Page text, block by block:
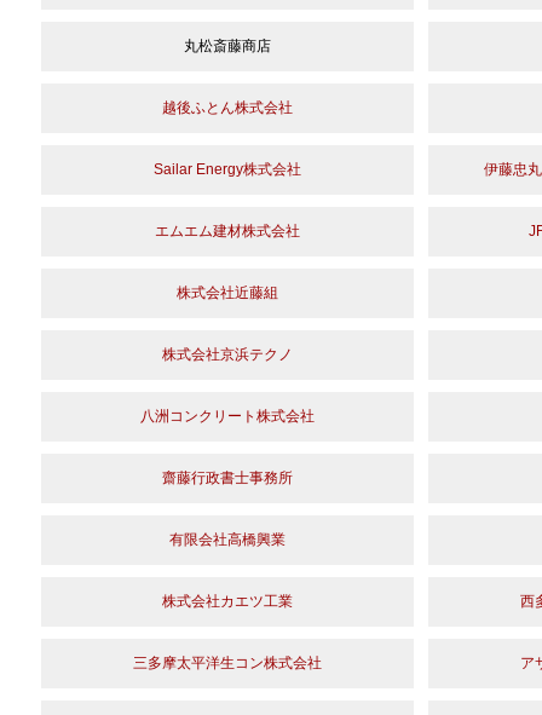
丸松斎藤商店
越後ふとん株式会社
Sailar Energy株式会社 伊藤忠
エムエム建材株式会社
株式会社近藤組
株式会社京浜テクノ
八洲コンクリート株式会社
齋藤行政書士事務所
有限会社高橋興業
株式会社カエツ工業 西
三多摩太平洋生コン株式会社 ア